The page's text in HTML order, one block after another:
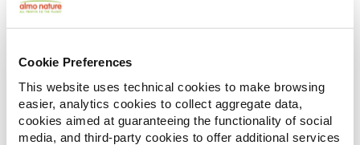
Cookie Preferences
This website uses technical cookies to make browsing
easier, analytics cookies to collect aggregate data,
cookies aimed at guaranteeing the functionality of social
media, and third-party cookies to offer additional services
aprile 7, 2022
LE FABBRICHE DI CUCCIOLI